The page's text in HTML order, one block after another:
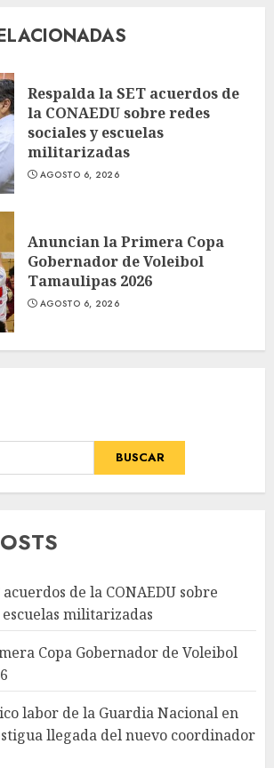
Respalda la SET acuerdos de
la CONAEDU sobre redes
sociales y escuelas
militarizadas
AGOSTO 6, 2026
Anuncian la Primera Copa
Gobernador de Voleibol
Tamaulipas 2026
AGOSTO 6, 2026
BUSCAR
de la CONAEDU sobre
militarizadas
Copa Gobernador de Voleibol
labor de la Guardia Nacional en
llegada del nuevo coordinador